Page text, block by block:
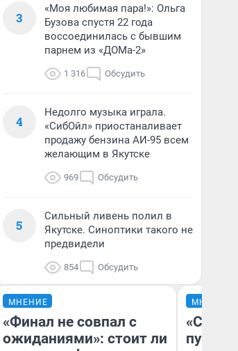
3
«Моя любимая пара!»: Ольга
Бузова спустя 22 года
воссоединилась с бывшим
парнем из «ДОМа-2»
1 316 Обсудить
4
Недолго музыка играла.
«СибОйл» приостаналивает
продажу бензина АИ-95 всем
желающим в Якутске
969 Обсудить
5
Сильный ливень полил в
Якутске. Синоптики такого не
предвидели
854 Обсудить
МНЕНИЕ
«Финал не совпал с
ожиданиями»: стоит ли
МНЕНИЕ